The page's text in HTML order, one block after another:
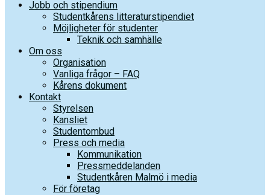
Jobb och stipendium
Studentkårens litteraturstipendiet
Möjligheter för studenter
Teknik och samhälle
Om oss
Organisation
Vanliga frågor – FAQ
Kårens dokument
Kontakt
Styrelsen
Kansliet
Studentombud
Press och media
Kommunikation
Pressmeddelanden
Studentkåren Malmö i media
För företag